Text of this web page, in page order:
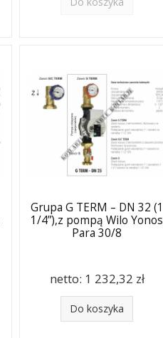
Grupa G TERM – DN 32 (1
1/4”),z pompą Wilo Yonos
Para 30/8
netto: 1 232,32 zł
Do koszyka